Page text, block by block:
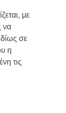
με
να
σε
η
τις